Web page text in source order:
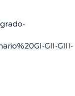
GII-GIII-